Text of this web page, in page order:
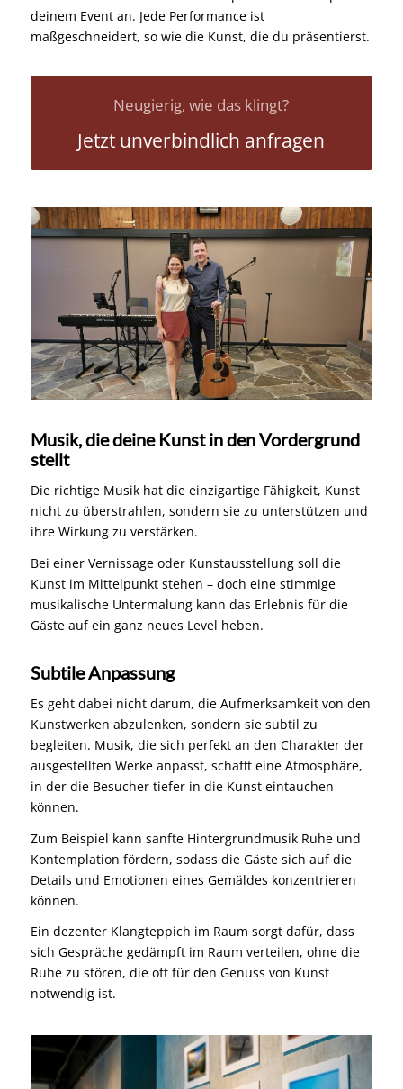
deinem Event an. Jede Performance ist
maßgeschneidert, so wie die Kunst, die du präsentierst.
Neugierig, wie das klingt?
Jetzt unverbindlich anfragen
Musik, die deine Kunst in den Vordergrund
stellt
Die richtige Musik hat die einzigartige Fähigkeit, Kunst
nicht zu überstrahlen, sondern sie zu unterstützen und
ihre Wirkung zu verstärken.
Bei einer Vernissage oder Kunstausstellung soll die
Kunst im Mittelpunkt stehen – doch eine stimmige
musikalische Untermalung kann das Erlebnis für die
Gäste auf ein ganz neues Level heben.
Subtile Anpassung
Es geht dabei nicht darum, die Aufmerksamkeit von den
Kunstwerken abzulenken, sondern sie subtil zu
begleiten. Musik, die sich perfekt an den Charakter der
ausgestellten Werke anpasst, schafft eine Atmosphäre,
in der die Besucher tiefer in die Kunst eintauchen
können.
Zum Beispiel kann sanfte Hintergrundmusik Ruhe und
Kontemplation fördern, sodass die Gäste sich auf die
Details und Emotionen eines Gemäldes konzentrieren
können.
Ein dezenter Klangteppich im Raum sorgt dafür, dass
sich Gespräche gedämpft im Raum verteilen, ohne die
Ruhe zu stören, die oft für den Genuss von Kunst
notwendig ist.